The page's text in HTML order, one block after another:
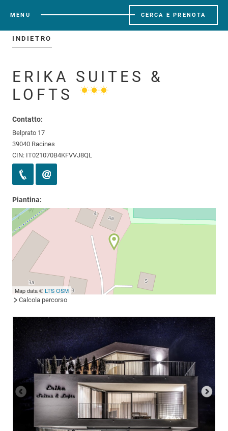
MENU CERCA E PRENOTA
INDIETRO
ERIKA SUITES &
LOFTS
Contatto:
Belprato 17
39040 Racines
CIN: IT021070B4KFVVJ8QL
Piantina:
Map data ©LTSOSM
Calcola percorso